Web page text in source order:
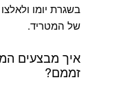
בשגרת יומו
של המטריד.
איך מבצעים
זממם?